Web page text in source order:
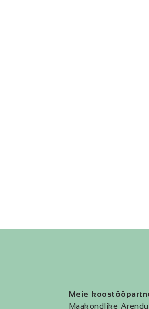
Meie
Maakondlike